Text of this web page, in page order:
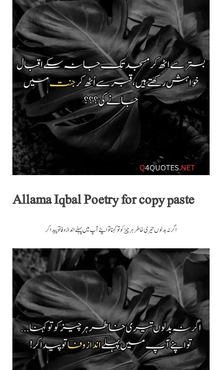
Allama Iqbal Poetry for copy paste
اگر نہ بدلوں تیری خاطر ہر چیز کو تو کہنا تو اپنے آپ میں پہلے انداز وفا تو پیدا کر